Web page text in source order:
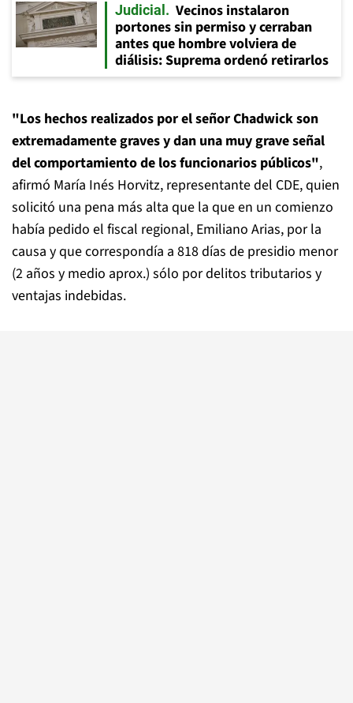
Judicial
Vecinos instalaron
portones sin permiso y cerraban
antes que hombre volviera de
diálisis: Suprema ordenó retirarlos
"Los hechos realizados por el señor Chadwick son
extremadamente graves y dan una muy grave señal
del comportamiento de los funcionarios públicos",
afirmó María Inés Horvitz, representante del CDE, quien
solicitó una pena más alta que la que en un comienzo
había pedido el fiscal regional, Emiliano Arias, por la
causa y que correspondía a 818 días de presidio menor
(2 años y medio aprox.) sólo por delitos tributarios y
ventajas indebidas.